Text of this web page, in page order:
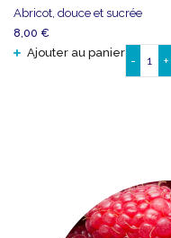
Abricot, douce et sucrée
8,00 €
Ajouter au panier
-
quantité
+